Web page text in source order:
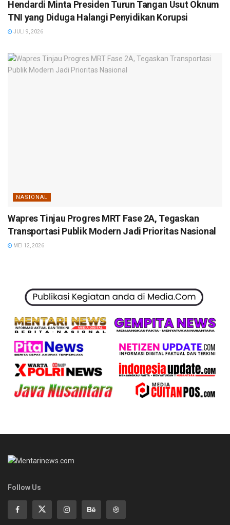
Hendardi Minta Presiden Turun Tangan Usut Oknum
TNI yang Diduga Halangi Penyidikan Korupsi
JULI 9, 2026
NASIONAL
Wapres Tinjau Progres MRT Fase 2A, Tegaskan
Transportasi Publik Modern Jadi Prioritas Nasional
MEI 12, 2026
Follow Us